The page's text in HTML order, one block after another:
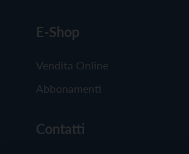
E-Shop
Vendita Online
Abbonamenti
Contatti